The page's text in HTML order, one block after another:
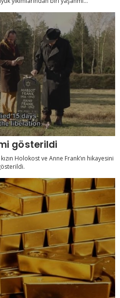
gösterildi
Holokost ve Anne Frank’ın hikayesini